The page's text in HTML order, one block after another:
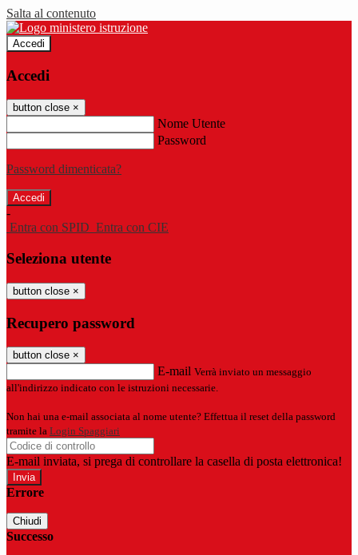
Salta al contenuto
Accedi
Accedi
button close ×
Nome Utente
Password
Password dimenticata?
-
Entra con SPID Entra con CIE
Seleziona utente
button close ×
Recupero password
button close ×
E-mail Verrà inviato un messaggio
all'indirizzo indicato con le istruzioni necessarie.
Non hai una e-mail associata al nome utente? Effettua il reset della password
tramite la Login Spaggiari
E-mail inviata, si prega di controllare la casella di posta elettronica!
Errore
Chiudi
Successo